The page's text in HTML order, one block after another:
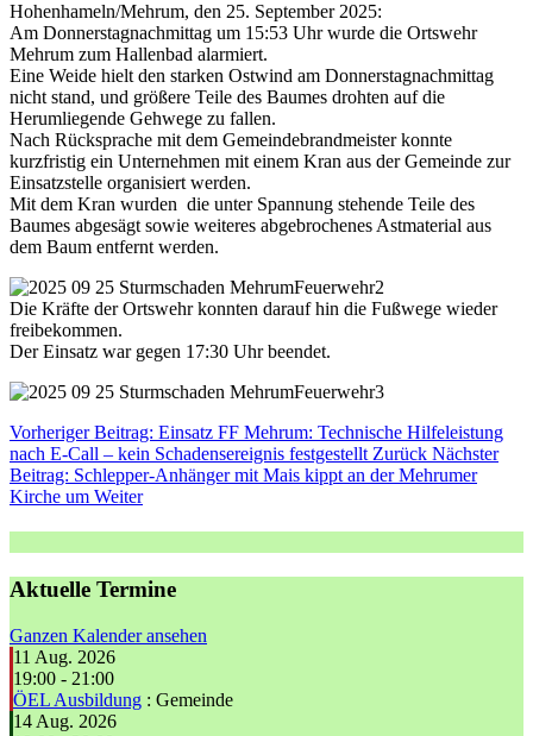
Hohenhameln/Mehrum, den 25. September 2025:
Am Donnerstagnachmittag um 15:53 Uhr wurde die Ortswehr
Mehrum zum Hallenbad alarmiert.
Eine Weide hielt den starken Ostwind am Donnerstagnachmittag
nicht stand, und größere Teile des Baumes drohten auf die
Herumliegende Gehwege zu fallen.
Nach Rücksprache mit dem Gemeindebrandmeister konnte
kurzfristig ein Unternehmen mit einem Kran aus der Gemeinde zur
Einsatzstelle organisiert werden.
Mit dem Kran wurden die unter Spannung stehende Teile des
Baumes abgesägt sowie weiteres abgebrochenes Astmaterial aus
dem Baum entfernt werden.
Die Kräfte der Ortswehr konnten darauf hin die Fußwege wieder
freibekommen.
Der Einsatz war gegen 17:30 Uhr beendet.
Vorheriger Beitrag: Einsatz FF Mehrum: Technische Hilfeleistung
nach E-Call – kein Schadensereignis festgestellt Zurück Nächster
Beitrag: Schlepper-Anhänger mit Mais kippt an der Mehrumer
Kirche um Weiter
Aktuelle Termine
Ganzen Kalender ansehen
11 Aug. 2026
19:00 - 21:00
ÖEL Ausbildung : Gemeinde
14 Aug. 2026